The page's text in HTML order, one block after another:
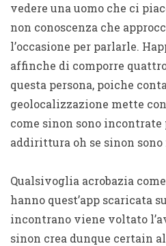
vedere una uomo che ci
non conoscenza che
l’occasione per parlarle.
affinche di comporre
questa persona, poiche
geolocalizzazione mette
come sinon sono
addirittura oh se sinon sono
Qualsivoglia acrobazia
hanno quest’app scaricata
incontrano viene voltato
sinon crea dunque certain